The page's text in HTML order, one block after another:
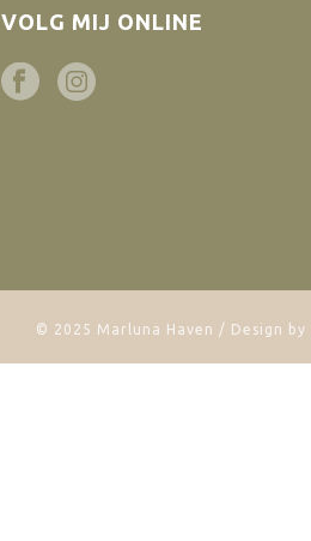
VOLG MIJ ONLINE
© 2025 Marluna Haven / Design by